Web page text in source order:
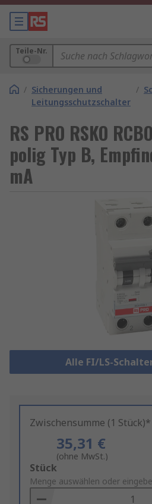
Teile-Nr.
/ Sicherungen und
Leitungsschutzschalter
/
RS PRO RSKO
polig Typ B,
mA
Alle FI/LS-
Zwischensumme (1 Stück)*
35,31 €
(ohne MwSt.)
Add
to
Basket
Stück
Menge auswählen oder